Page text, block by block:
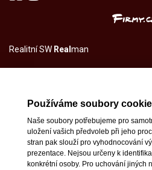
Realitní SW Real man
Používáme soubory
Naše soubory potřebujeme pro
uložení vašich předvoleb při jeho
stran pak slouží pro vyhodnocování
prezentace. Nejsou určeny k
konkrétní osoby. Pro uchování jiných